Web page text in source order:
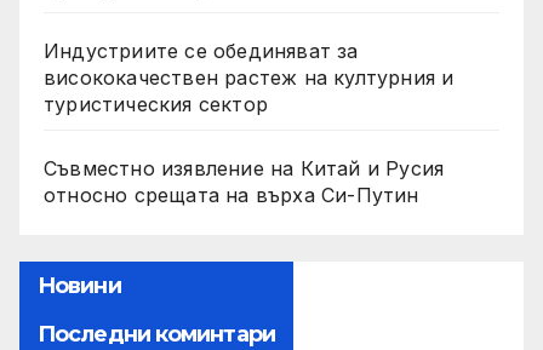
Индустриите се обединяват за
висококачествен растеж на културния и
туристическия сектор
Съвместно изявление на Китай и Русия
относно срещата на върха Си-Путин
Новини
Последни коминтари